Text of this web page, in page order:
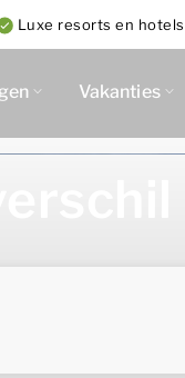
Luxe resorts en
Vakanties